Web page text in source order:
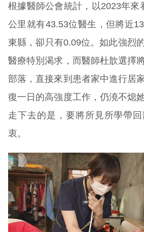
根據醫師公會統計，以2023年來
公里就有43.53位醫生，但將近
東縣，卻只有0.09位。如此強烈
醫療特別渴求，而醫師杜歆選擇
部落，直接來到患者家中進行居
復一日的高強度工作，仍澆不熄
走下去的是，要將所見所學帶
衷。